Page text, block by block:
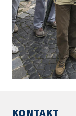
KONTAKT